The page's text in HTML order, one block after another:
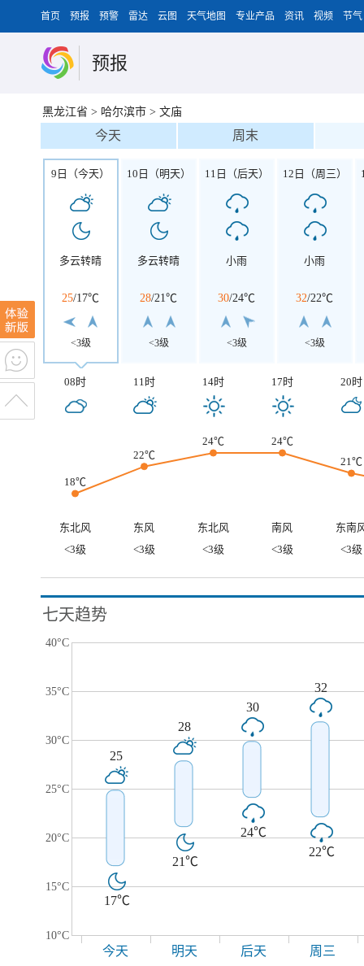
首页 预报 预警 雷达 云图 天气地图 专业产品 资讯 视频 节气
预报
黑龙江省 > 哈尔滨市 > 文庙
今天 周末
9日（今天）
多云转晴
25/17℃
<3级
10日（明天）
多云转晴
28/21℃
<3级
11日（后天）
小雨
30/24℃
<3级
12日（周三）
小雨
32/22℃
<3级
08时 11时 14时 17时 20时
18℃
22℃
24℃
24℃
21℃
东北风 东风 东北风 南风
东南
<3级
<3级 <3级 <3级 <3级
七天趋势
40°C
35°C
30°C
25°C
20°C
15°C
10°C
25
17℃
28
21℃
30
24℃
32
22℃
今天 明天 后天 周三